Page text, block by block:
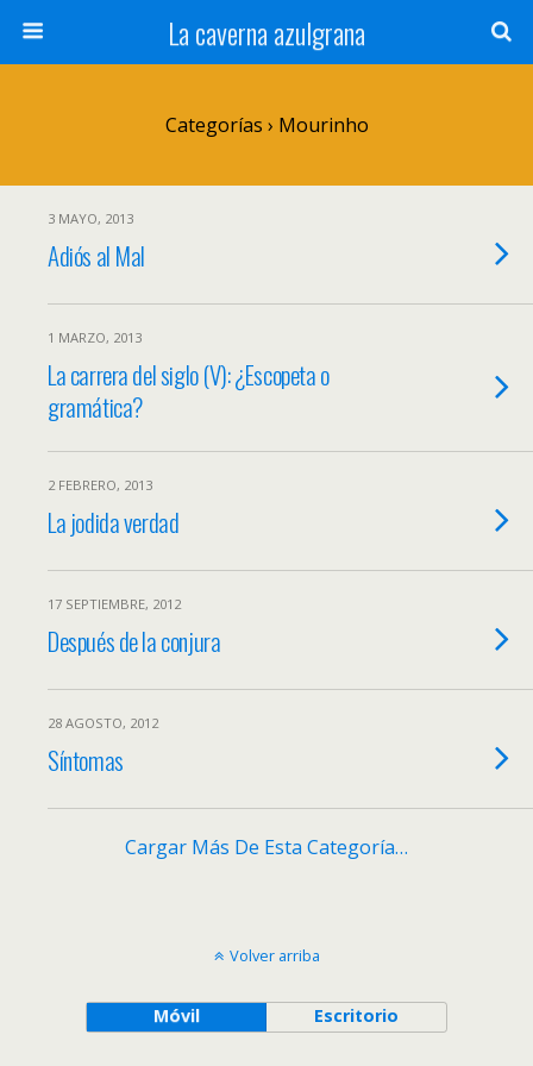
La caverna azulgrana
Categorías › Mourinho
3 MAYO, 2013
Adiós al Mal
1 MARZO, 2013
La carrera del siglo (V): ¿Escopeta o
gramática?
2 FEBRERO, 2013
La jodida verdad
17 SEPTIEMBRE, 2012
Después de la conjura
28 AGOSTO, 2012
Síntomas
Cargar Más De Esta Categoría…
Volver arriba
Móvil Escritorio